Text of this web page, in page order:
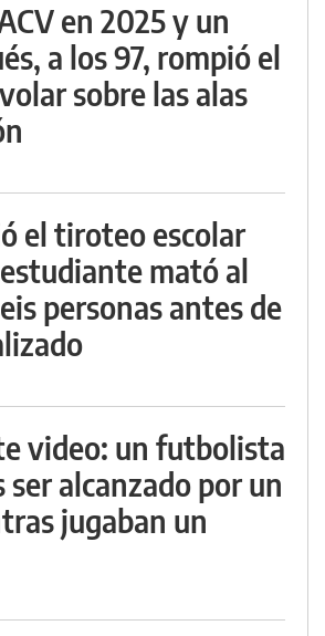
en 2025 y un
a los 97, rompió el
sobre las alas
el tiroteo escolar
mató al
personas antes de
video: un futbolista
alcanzado por un
jugaban un